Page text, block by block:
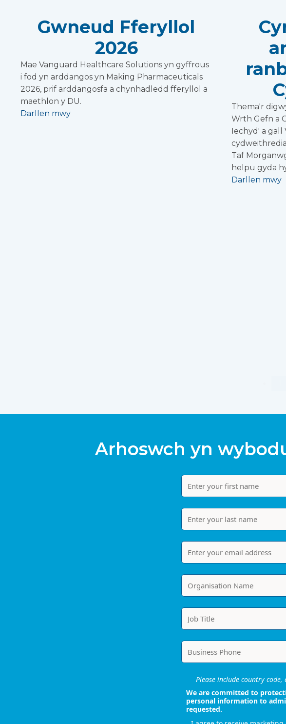
Gwneud Fferyllol
2026
Mae Vanguard Healthcare Solutions yn gyffrous
i fod yn arddangos yn Making Pharmaceuticals
2026, prif arddangosfa a chynhadledd fferyllol a
maethlon y DU.
Darllen mwy
Thema'r
Wrth Gefn a
Iechyd' a gall
Taf
helpu gyda
Darllen mwy
Arhoswch yn
Please include country code,
We are committed to
personal information to
requested.